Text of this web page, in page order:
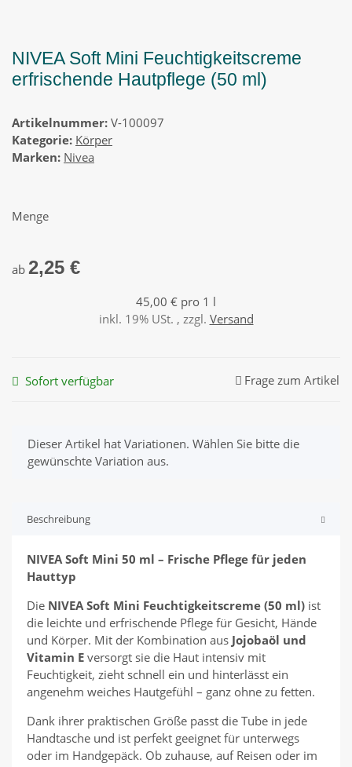
NIVEA Soft Mini Feuchtigkeitscreme
erfrischende Hautpflege (50 ml)
Artikelnummer: V-100097
Kategorie: Körper
Marken: Nivea
Menge
ab 2,25 €
45,00 € pro 1 l
inkl. 19% USt. , zzgl. Versand
Sofort verfügbar Frage zum Artikel
x
Dieser Artikel hat Variationen. Wählen Sie bitte die
gewünschte Variation aus.
Beschreibung
NIVEA Soft Mini 50 ml – Frische Pflege für jeden
Hauttyp
Die NIVEA Soft Mini Feuchtigkeitscreme (50 ml)ist
die leichte und erfrischende Pflege für Gesicht, Hände
und Körper. Mit der Kombination aus Jojobaöl und
Vitamin Eversorgt sie die Haut intensiv mit
Feuchtigkeit, zieht schnell ein und hinterlässt ein
angenehm weiches Hautgefühl – ganz ohne zu fetten.
Dank ihrer praktischen Größe passt die Tube in jede
Handtasche und ist perfekt geeignet für unterwegs
oder im Handgepäck. Ob zuhause, auf Reisen oder im